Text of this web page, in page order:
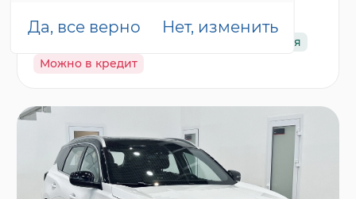
Да, все верно Нет, изменить
Гарантия
Можно в кредит